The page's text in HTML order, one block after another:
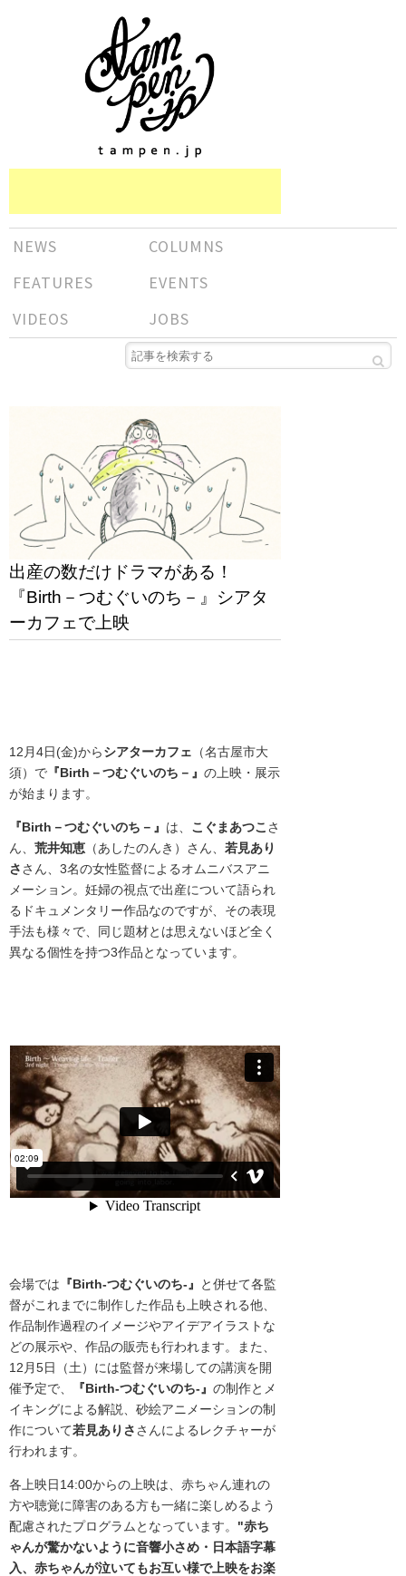
NEWS
COLUMNS
FEATURES
EVENTS
VIDEOS
JOBS
出産の数だけドラマがある！
『Birth－つむぐいのち－』シアタ
ーカフェで上映
12月4日(金)からシアターカフェ （名古屋市大
須）で 『Birth－つむぐいのち－』 の上映・展示
が始まります。
『Birth－つむぐいのち－』 は、 こぐまあつこ さ
ん、 荒井知恵 （あしたのんき）さん、 若見あり
ささん、3名の女性監督によるオムニバスアニ
メーション。 妊婦の視点で出産について語られ
るドキュメンタリー作品なのですが、その表現
手法も様々で、同じ題材とは思えないほど全く
異なる個性を持つ3作品となっています。
会場では 『Birth-つむぐいのち-』
と併せて各監
督がこれまでに制作した作品も上映される他、
作品制作過程のイメージやアイデアイラストな
どの展示や、作品の販売も行われます。また、
12月5日（土）には監督が来場しての講演を開
催予定で、
『Birth-つむぐいのち-』 の制作とメ
イキングによる解説、砂絵アニメーションの制
作について若見ありささんによる レクチャーが
行われます。
各上映日14:00からの上映は、赤ちゃん連れの
方や聴覚に障害のある方も一緒に楽しめるよう
配慮されたプログラムとなっています。 "赤ち
ゃんが驚かないように音響小さめ・日本語字幕
入、赤ちゃんが泣いてもお互い様で上映をお楽